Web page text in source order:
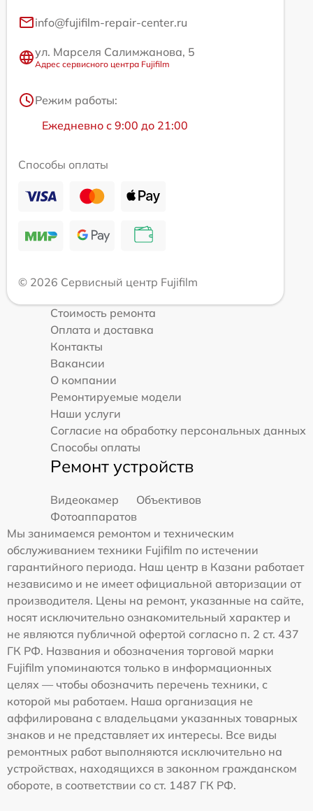
info@fujifilm-repair-center.ru
ул. Марселя Салимжанова, 5
Адрес сервисного центра Fujifilm
Режим работы:
Ежедневно с 9:00 до 21:00
Способы оплаты
© 2026 Сервисный центр Fujifilm
Стоимость ремонта
Оплата и доставка
Контакты
Вакансии
О компании
Ремонтируемые модели
Наши услуги
Согласие на обработку персональных данных
Способы оплаты
Ремонт устройств
Видеокамер
Объективов
Фотоаппаратов
Мы занимаемся ремонтом и техническим
обслуживанием техники Fujifilm по истечении
гарантийного периода. Наш центр в Казани работает
независимо и не имеет официальной авторизации от
производителя. Цены на ремонт, указанные на сайте,
носят исключительно ознакомительный характер и
не являются публичной офертой согласно п. 2 ст. 437
ГК РФ. Названия и обозначения торговой марки
Fujifilm упоминаются только в информационных
целях — чтобы обозначить перечень техники, с
которой мы работаем. Наша организация не
аффилирована с владельцами указанных товарных
знаков и не представляет их интересы. Все виды
ремонтных работ выполняются исключительно на
устройствах, находящихся в законном гражданском
обороте, в соответствии со ст. 1487 ГК РФ.